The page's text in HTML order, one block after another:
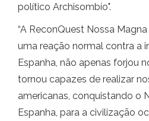
político Archisombío".
“A ReconQuest Nossa
uma reação normal contra a
Espanha, não apenas forjou
tornou capazes de realizar
americanas, conquistando o
Espanha, para a civilização